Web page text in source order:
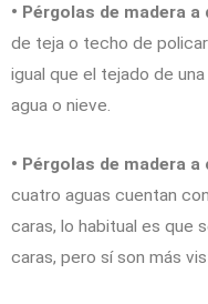
• Pérgolas de madera a
de teja o techo de
igual que el tejado de
agua o nieve.
• Pérgolas de madera
cuatro aguas cuentan
caras, lo habitual es que
caras, pero sí son más